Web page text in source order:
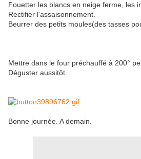
Fouetter les blancs en neige ferme, les
Rectifier l'assaisonnement.
Beurrer des petits moules(des tasses
Mettre dans le four préchauffé à 200°
Déguster aussitôt.
Bonne journée. A demain.